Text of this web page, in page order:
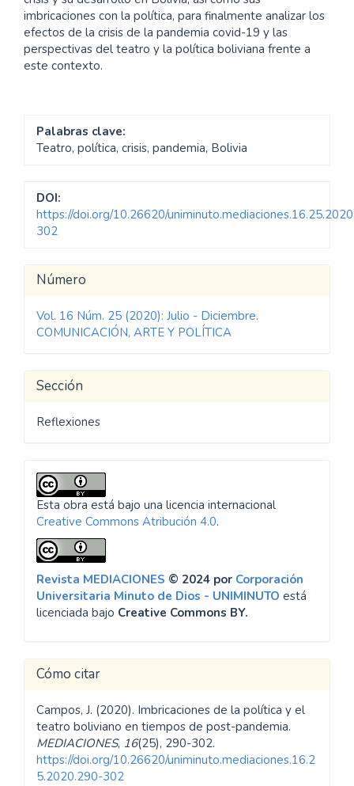
imbricaciones con la política, para finalmente analizar los
efectos de la crisis de la pandemia covid-19 y las
perspectivas del teatro y la política boliviana frente a
este contexto.
Palabras clave:
Teatro, política, crisis, pandemia, Bolivia
DOI:
https://doi.org/10.26620/
302
Detalles
del
artículo
Número
Vol. 16 Núm. 25 (2020): Julio - Diciembre.
COMUNICACIÓN, ARTE Y POLÍTICA
Sección
Reflexiones
Esta obra está bajo una licencia internacional
Creative Commons Atribución 4.0.
Revista MEDIACIONES © 2024 por Corporación
Universitaria Minuto de Dios - UNIMINUTO está
licenciada bajo Creative Commons BY.
Cómo citar
Campos, J. (2020). Imbricaciones de la política y el
teatro boliviano en tiempos de post-pandemia.
MEDIACIONES, 16(25), 290-302.
https://doi.org/10.26620/uniminuto.mediaciones.16.2
5.2020.290-302